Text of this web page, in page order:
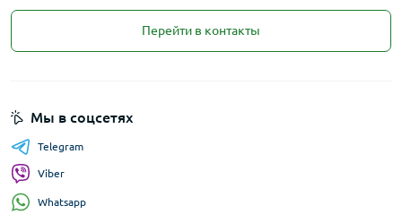
Перейти в контакты
Мы в соцсетях
Telegram
Viber
Whatsapp